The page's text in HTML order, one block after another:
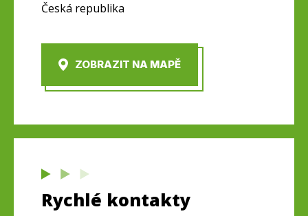
Česká republika
ZOBRAZIT NA MAPĚ
Rychlé kontakty